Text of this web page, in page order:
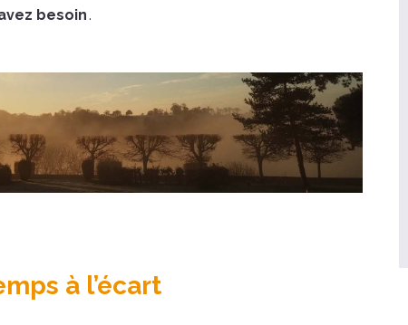
besoin.
à l’écart
Valentin, 24 ans
besoin d'en savoir plus sur
la foi.
Philippe et Jeanne
Nous avons réussi à nous dire des
paroles importantes.